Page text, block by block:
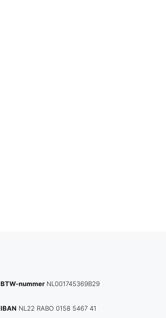
BTW-nummer NL001745369B29
IBAN NL22 RABO 0158 5467 41